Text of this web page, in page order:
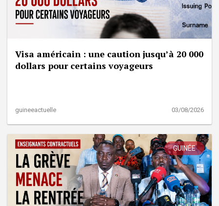
Visa américain : une caution jusqu’à 20 000
dollars pour certains voyageurs
guineeactuelle 03/08/2026
GUINÉE